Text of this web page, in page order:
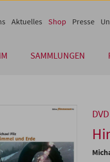
SAMMLUNGEN
Aktuelles Shop Presse
DVD